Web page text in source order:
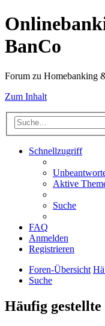
BanCo
Forum zu Homebanking
Zum Inhalt
Schnellzugriff
Aktive
Suche
FAQ
Anmelden
Registrieren
Foren-Übersicht
Suche
Häufig gestellte